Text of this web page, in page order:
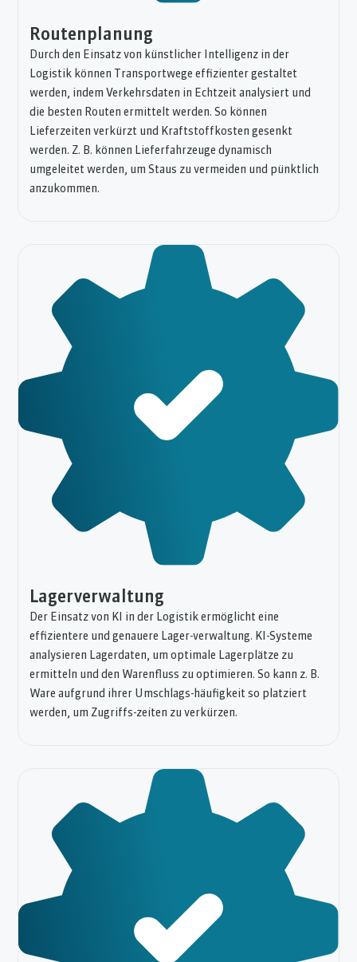
Routenplanung
Durch den Einsatz von künstlicher Intelligenz in der
Logistik können Transportwege effizienter gestaltet
werden, indem Verkehrsdaten in Echtzeit analysiert und
die besten Routen ermittelt werden. So können
Lieferzeiten verkürzt und Kraftstoffkosten gesenkt
werden. Z. B. können Lieferfahrzeuge dynamisch
umgeleitet werden, um Staus zu vermeiden und pünktlich
anzukommen.
Lagerverwaltung
Der Einsatz von KI in der Logistik ermöglicht eine
effizientere und genauere Lager-verwaltung. KI-Systeme
analysieren Lagerdaten, um optimale Lagerplätze zu
ermitteln und den Warenfluss zu optimieren. So kann z. B.
Ware aufgrund ihrer Umschlags-häufigkeit so platziert
werden, um Zugriffs-zeiten zu verkürzen.